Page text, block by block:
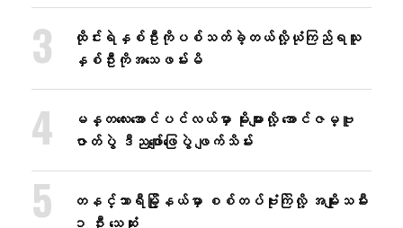
ထိုင်းရဲနှစ်ဦးကိုပစ်သတ်ခဲ့တယ်လို့ယုံကြည်ရသူ
နှစ်ဦးကိုအသေဖမ်းမိ
မန္တလေးအောင်ပင်လယ်မှာ မိုးများလို့ အောင်ဇမ္ဗူ
ဇာတ်ပွဲ ဒီညဖျော်ဖြေပွဲ ဖျက်သိမ်း
တနင်္သာရီမြို့နယ်မှာ စစ်တပ်ဗုံးကြဲလို့ အမျိုးသမီး
၁ ဦး သေဆုံး